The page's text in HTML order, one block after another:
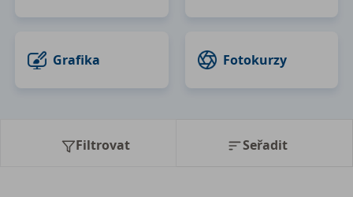
Grafika Fotokurzy
Filtrovat Seřadit